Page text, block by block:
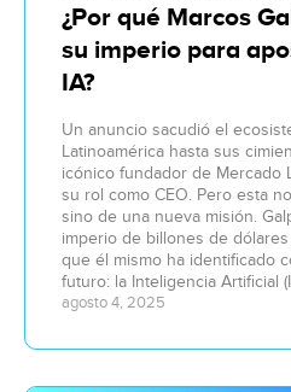
¿Por qué Marcos
su imperio para
IA?
Un anuncio sacudió el
Latinoamérica hasta sus
icónico fundador de Mercado
su rol como CEO. Pero esta
sino de una nueva misión.
imperio de billones de
que él mismo ha identificado
futuro: la Inteligencia Artificial
agosto 4, 2025